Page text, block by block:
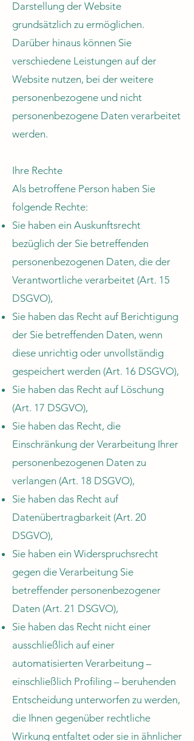
Darstellung der Website
grundsätzlich zu ermöglichen.
Darüber hinaus können Sie
verschiedene Leistungen auf der
Website nutzen, bei der weitere
personenbezogene und nicht
personenbezogene Daten verarbeitet
werden.
Ihre Rechte
Als betroffene Person haben Sie
folgende Rechte:
Sie haben ein Auskunftsrecht
bezüglich der Sie betreffenden
personenbezogenen Daten, die der
Verantwortliche verarbeitet (Art. 15
DSGVO),
Sie haben das Recht auf Berichtigung
der Sie betreffenden Daten, wenn
diese unrichtig oder unvollständig
gespeichert werden (Art. 16 DSGVO),
Sie haben das Recht auf Löschung
(Art. 17 DSGVO),
Sie haben das Recht, die
Einschränkung der Verarbeitung Ihrer
personenbezogenen Daten zu
verlangen (Art. 18 DSGVO),
Sie haben das Recht auf
Datenübertragbarkeit (Art. 20
DSGVO),
Sie haben ein Widerspruchsrecht
gegen die Verarbeitung Sie
betreffender personenbezogener
Daten (Art. 21 DSGVO),
Sie haben das Recht nicht einer
ausschließlich auf einer
automatisierten Verarbeitung –
einschließlich Profiling – beruhenden
Entscheidung unterworfen zu werden,
die Ihnen gegenüber rechtliche
Wirkung entfaltet oder sie in ähnlicher